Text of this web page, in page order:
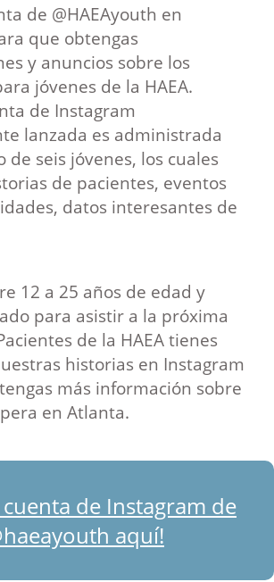
de @HAEAyouth en
que obtengas
y anuncios sobre los
jóvenes de la HAEA.
de Instagram
lanzada es administrada
de seis jóvenes, los cuales
de pacientes, eventos
datos interesantes de
12 a 25 años de edad y
para asistir a la próxima
de la HAEA tienes
historias en Instagram
más información sobre
en Atlanta.
cuenta de Instagram de
aquí!